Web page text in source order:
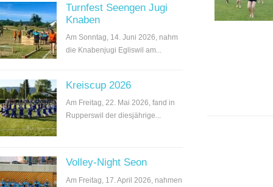
Turnfest Seengen Jugi
Knaben
Am Sonntag, 14. Juni 2026, nahm
die Knabenjugi Egliswil am...
Kreiscup 2026
Am Freitag, 22. Mai 2026, fand in
Rupperswil der diesjährige...
Volley-Night Seon
Am Freitag, 17. April 2026, nahmen